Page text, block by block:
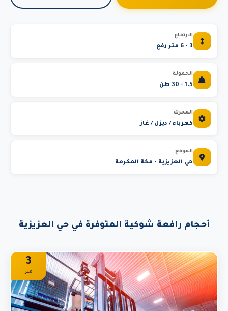
الارتفاع
3 - 6 متر رفع
الحمولة
1.5 - 30 طن
المحرك
كهرباء / ديزل / غاز
الموقع
حي العزيزية - مكة المكرمة
أحجام رافعة شوكية المتوفرة في حي العزيزية
3
متر